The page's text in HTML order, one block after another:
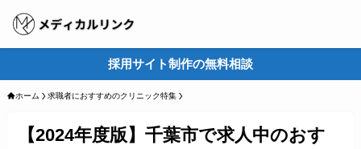
採用サイト制作の無料相談
ホーム 求職者におすすめのクリニック特集
【2024年度版】千葉市で求人中のおす